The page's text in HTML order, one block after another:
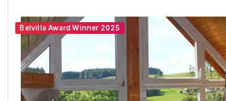
Belvilla Award Winner 2025